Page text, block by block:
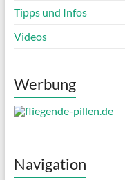
Tipps und Infos
Videos
Werbung
Navigation